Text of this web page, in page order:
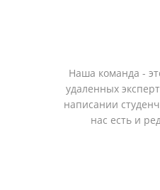
Наша команда -
удаленных
написании
нас есть и